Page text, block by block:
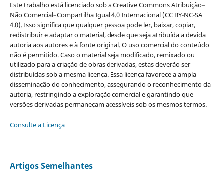
Este trabalho está licenciado sob a Creative Commons Atribuição–
Não Comercial–Compartilha Igual 4.0 Internacional (CC BY-NC-SA
4.0). Isso significa que qualquer pessoa pode ler, baixar, copiar,
redistribuir e adaptar o material, desde que seja atribuída a devida
autoria aos autores e à fonte original. O uso comercial do conteúdo
não é permitido. Caso o material seja modificado, remixado ou
utilizado para a criação de obras derivadas, estas deverão ser
distribuídas sob a mesma licença. Essa licença favorece a ampla
disseminação do conhecimento, assegurando o reconhecimento da
autoria, restringindo a exploração comercial e garantindo que
versões derivadas permaneçam acessíveis sob os mesmos termos.
Consulte a Licença
Artigos Semelhantes